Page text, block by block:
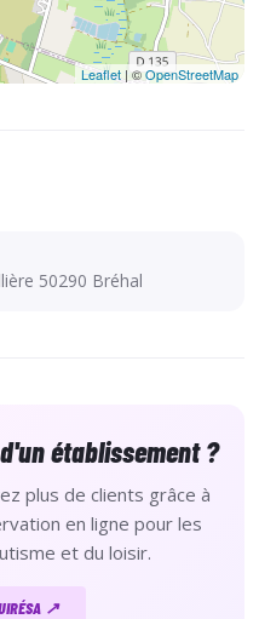
Leaflet | ©OpenStreetMap
50290 Bréhal
établissement ?
plus de clients grâce à
en ligne pour les
et du loisir.
↗